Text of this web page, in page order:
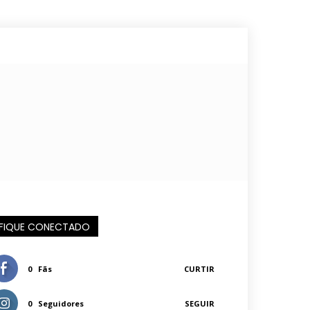
CONECTADO
0 Fãs CURTIR
0 Seguidores SEGUIR